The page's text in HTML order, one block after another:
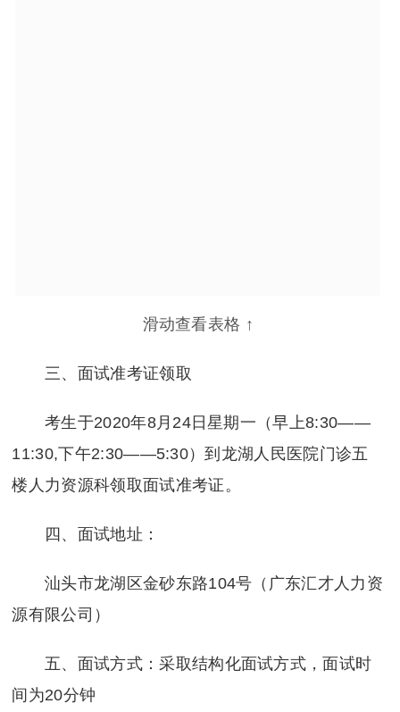
滑动查看表格 ↑
三、面试准考证领取
考生于2020年8月24日星期一（早上8:30——
11:30,下午2:30——5:30）到龙湖人民医院门诊五
楼人力资源科领取面试准考证。
四、面试地址：
汕头市龙湖区金砂东路104号（广东汇才人力资
源有限公司）
五、面试方式：采取结构化面试方式，面试时
间为20分钟